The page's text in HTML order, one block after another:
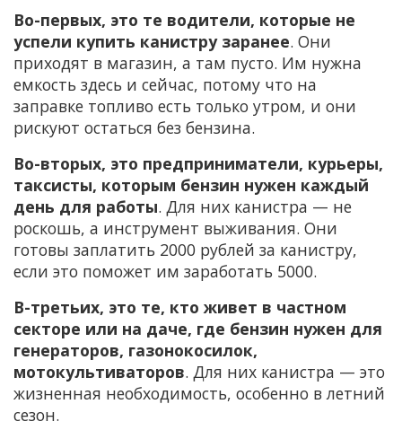
Во-первых, это те водители, которые не
успели купить канистру заранее. Они
приходят в магазин, а там пусто. Им нужна
емкость здесь и сейчас, потому что на
заправке топливо есть только утром, и они
рискуют остаться без бензина.
Во-вторых, это предприниматели, курьеры,
таксисты, которым бензин нужен каждый
день для работы. Для них канистра — не
роскошь, а инструмент выживания. Они
готовы заплатить 2000 рублей за канистру,
если это поможет им заработать 5000.
В-третьих, это те, кто живет в частном
секторе или на даче, где бензин нужен для
генераторов, газонокосилок,
мотокультиваторов. Для них канистра — это
жизненная необходимость, особенно в летний
сезон.